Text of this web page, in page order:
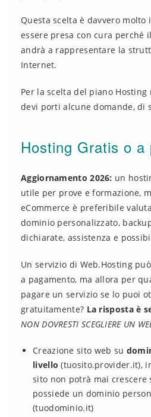
Questa scelta è davvero molto
essere presa con cura perché
andrà a rappresentare la
Internet.
Per la scelta del piano
devi porti alcune domande, di
Hosting Gratis o a
Aggiornamento 2026: un
utile per prove e formazione,
eCommerce è preferibile
dominio personalizzato,
dichiarate, assistenza e
Un servizio di Web.Hosting
a pagamento, ma allora per
pagare un servizio se lo puoi
gratuitamente? La risposta è
NON DOVRESTI SCEGLIERE UN
Creazione sito web su
livello (tuosito.provider.it),
sito non potrà mai crescere
possiede un dominio
(tuodominio.it)